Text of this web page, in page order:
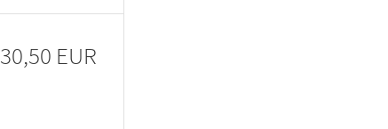
30,50 EUR